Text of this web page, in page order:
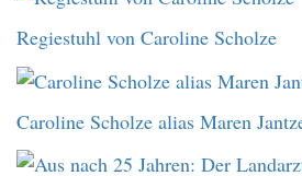
Regiestuhl von Caroline Scholze
Caroline Scholze alias Maren